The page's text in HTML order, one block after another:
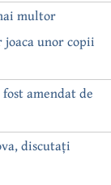
multor
unor copii
amendat de
discutați